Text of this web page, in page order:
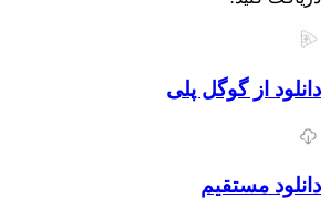
گوگل پلی